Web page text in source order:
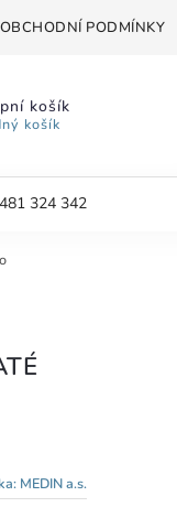
OBCHODNÍ PODMÍNKY
košík
košík
481 324 342
MEDIN a.s.